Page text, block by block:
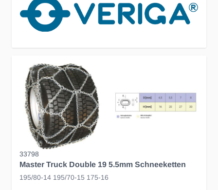
33798
Master Truck Double 19 5.5mm Schneeketten
195/80-14 195/70-15 175-16